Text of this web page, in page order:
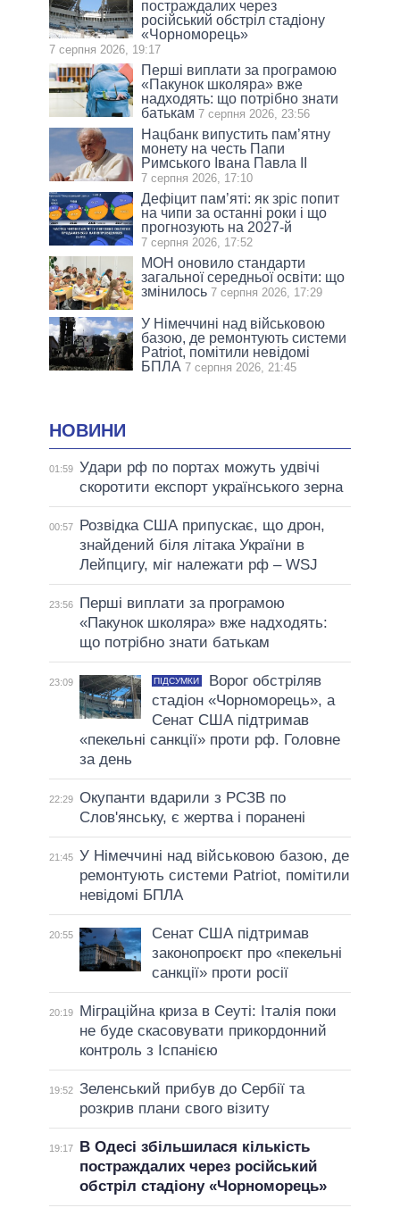
постраждалих через
російський обстріл стадіону
«Чорноморець»
7 серпня 2026, 19:17
Перші виплати за програмою
«Пакунок школяра» вже
надходять: що потрібно знати
батькам 7 серпня 2026, 23:56
Нацбанк випустить пам’ятну
монету на честь Папи
Римського Івана Павла II
7 серпня 2026, 17:10
Дефіцит пам’яті: як зріс попит
на чипи за останні роки і що
прогнозують на 2027-й
7 серпня 2026, 17:52
МОН оновило стандарти
загальної середньої освіти: що
змінилось 7 серпня 2026, 17:29
У Німеччині над військовою
базою, де ремонтують системи
Patriot, помітили невідомі
БПЛА 7 серпня 2026, 21:45
НОВИНИ
01:59 Удари рф по портах можуть удвічі
скоротити експорт українського зерна
00:57
Розвідка США припускає, що дрон,
знайдений біля літака України в
Лейпцигу, міг належати рф – WSJ
23:56
Перші виплати за програмою
«Пакунок школяра» вже надходять:
що потрібно знати батькам
23:09 ПІДСУМКИ
Ворог обстріляв
стадіон «Чорноморець», а
Сенат США підтримав
«пекельні санкції» проти рф. Головне
за день
22:29 Окупанти вдарили з РСЗВ по
Слов'янську, є жертва і поранені
21:45 У Німеччині над військовою базою, де
ремонтують системи Patriot, помітили
невідомі БПЛА
20:55
Сенат США підтримав
законопроєкт про «пекельні
санкції» проти росії
20:19
Міграційна криза в Сеуті: Італія поки
не буде скасовувати прикордонний
контроль з Іспанією
19:52 Зеленський прибув до Сербії та
розкрив плани свого візиту
19:17
В Одесі збільшилася кількість
постраждалих через російський
обстріл стадіону «Чорноморець»